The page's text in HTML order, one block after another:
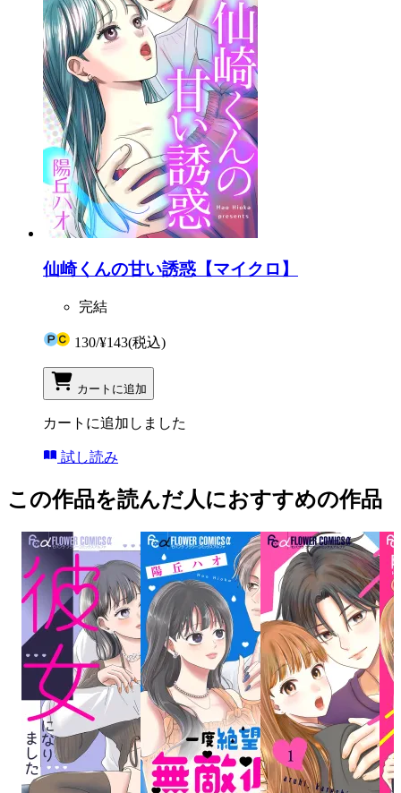
仙崎くんの甘い誘惑【マイクロ】
完結
130/¥143(税込)
カートに追加
カートに追加しました
試し読み
この作品を読んだ人におすすめの作品